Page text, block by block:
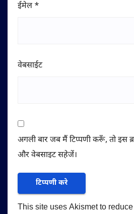
ईमेल *
वेबसाईट
अगली बार जब मैं टिप्पणी करूँ, तो इस
और वेबसाइट सहेजें।
This site uses Akismet to